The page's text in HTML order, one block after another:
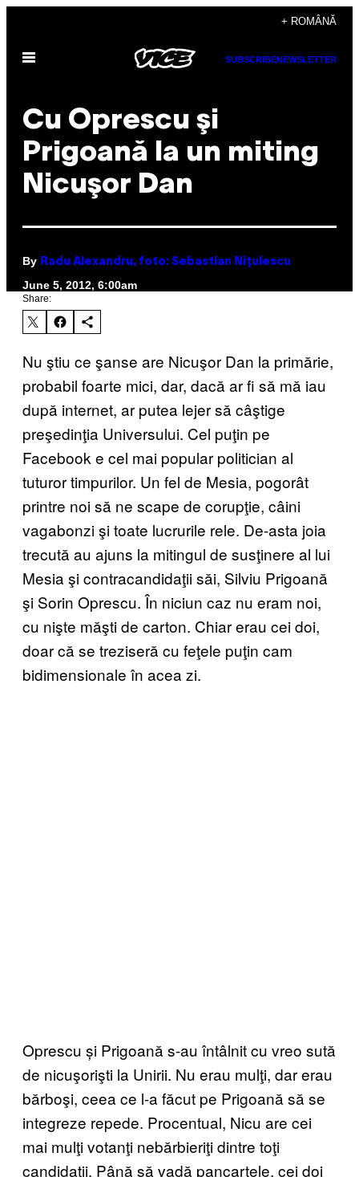
content
+ ROMÂNĂ
Open
SUBSCRIBENEWSLETTER
Cu Oprescu şi
Prigoană la un miting
Nicuşor Dan
By Radu Alexandru, foto: Sebastian Niţulescu
June 5, 2012, 6:00am
Share:
Nu ştiu ce şanse are Nicuşor Dan la primărie,
probabil foarte mici, dar, dacă ar fi să mă iau
după internet, ar putea lejer să câştige
preşedinţia Universului. Cel puţin pe
Facebook e cel mai popular politician al
tuturor timpurilor. Un fel de Mesia, pogorât
printre noi să ne scape de corupţie, câini
vagabonzi şi toate lucrurile rele. De-asta joia
trecută au ajuns la mitingul de susţinere al lui
Mesia şi contracandidaţii săi, Silviu Prigoană
şi Sorin Oprescu. În niciun caz nu eram noi,
cu nişte măşti de carton. Chiar erau cei doi,
doar că se treziseră cu feţele puţin cam
bidimensionale în acea zi.
Oprescu și Prigoană s-au întâlnit cu vreo sută
de nicuşorişti la Unirii. Nu erau mulţi, dar erau
bărboşi, ceea ce l-a făcut pe Prigoană să se
integreze repede. Procentual, Nicu are cei
mai mulţi votanţi nebărbieriţi dintre toţi
candidaţii. Până să vadă pancartele, cei doi